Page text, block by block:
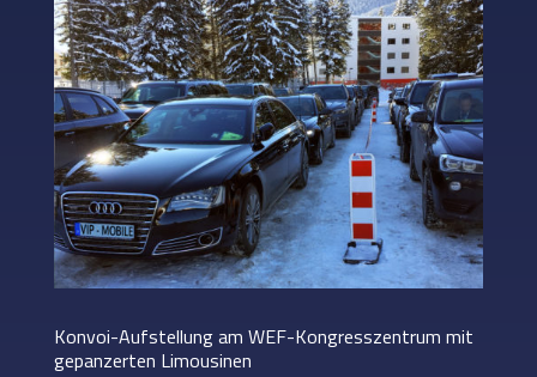
Konvoi-Aufstellung am WEF-Kongresszentrum mit
gepanzerten Limousinen